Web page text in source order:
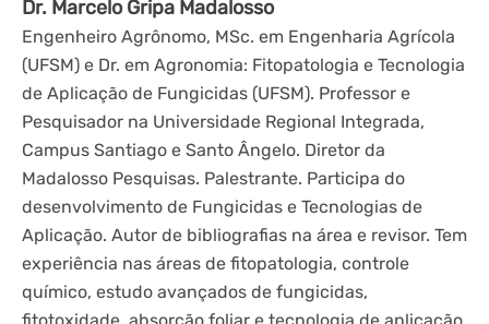
Dr. Marcelo Gripa Madalosso
Engenheiro Agrônomo, MSc. em Engenharia Agrícola
(UFSM) e Dr. em Agronomia: Fitopatologia e Tecnologia
de Aplicação de Fungicidas (UFSM). Professor e
Pesquisador na Universidade Regional Integrada,
Campus Santiago e Santo Ângelo. Diretor da
Madalosso Pesquisas. Palestrante. Participa do
desenvolvimento de Fungicidas e Tecnologias de
Aplicação. Autor de bibliografias na área e revisor. Tem
experiência nas áreas de fitopatologia, controle
químico, estudo avançados de fungicidas,